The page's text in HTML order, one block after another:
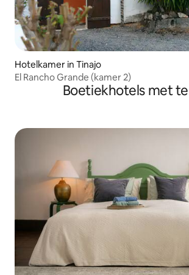
Hotelkamer in Tinajo
El Rancho Grande (kamer 2)
Boetiekhotels met